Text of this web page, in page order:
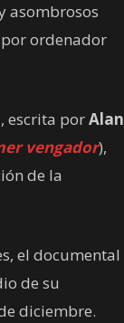
asombrosos
ordenador
escrita porAlan
vengador),
de la
el documental
de su
diciembre.